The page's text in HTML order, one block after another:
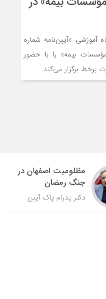
بیمه روز سه‌شنبه ۲ دی‌ماه ۱۴۰۴ کارگاه آموزشی «آیین‌نامه شماره
بیمه» را با حضور
برگزار می‌کند.
مظلومیت اصفهان در
جنگ رمضان
دکتر پدرام پاک آیین